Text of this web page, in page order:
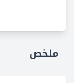
ملخص